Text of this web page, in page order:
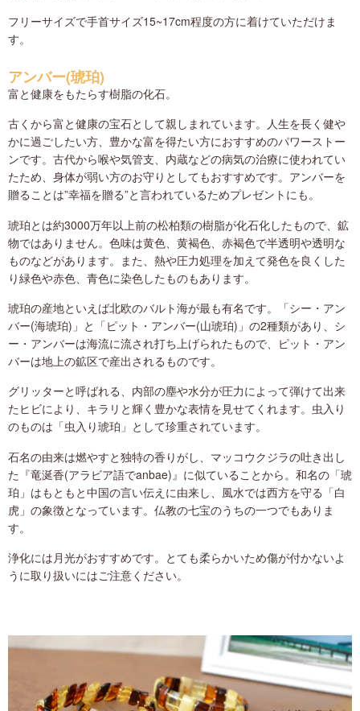
フリーサイズで手首サイズ15~17cm程度の方に着けていただけま
す。
アンバー(琥珀)
富と健康をもたらす樹脂の化石。
古くから富と健康の宝石として親しまれています。人生を長く健や
かに過ごしたい方、豊かな富を得たい方におすすめのパワーストー
ンです。古代から喉や気管支、内蔵などの病気の治療に使われてい
たため、身体が弱い方のお守りとしてもおすすめです。アンバーを
贈ることは”幸福を贈る”と言われているためプレゼントにも。
琥珀とは約3000万年以上前の松柏類の樹脂が化石化したもので、鉱
物ではありません。色味は黄色、黄褐色、赤褐色で半透明や透明な
ものなどがあります。また、熱や圧力処理を加えて発色を良くした
り緑色や赤色、青色に染色したものもあります。
琥珀の産地といえば北欧のバルト海が最も有名です。「シー・アン
バー(海琥珀)」と「ピット・アンバー(山琥珀)」の2種類があり、シ
ー・アンバーは海流に流され打ち上げられたもので、ピット・アン
バーは地上の鉱区で産出されるものです。
グリッターと呼ばれる、内部の塵や水分が圧力によって弾けて出来
たヒビにより、キラリと輝く豊かな表情を見せてくれます。虫入り
のものは「虫入り琥珀」として珍重されています。
石名の由来は燃やすと独特の香りがし、マッコウクジラの吐き出し
た『竜涎香(アラビア語でanbae)』に似ていることから。和名の「琥
珀」はもともと中国の言い伝えに由来し、風水では西方を守る「白
虎」の象徴となっています。仏教の七宝のうちの一つでもありま
す。
浄化には月光がおすすめです。とても柔らかいため傷が付かないよ
うに取り扱いにはご注意ください。